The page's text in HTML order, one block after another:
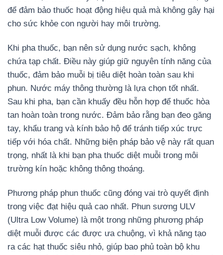
để đảm bảo thuốc hoạt động hiệu quả mà không gây hại
cho sức khỏe con người hay môi trường.
Khi pha thuốc, bạn nên sử dụng nước sạch, không
chứa tạp chất. Điều này giúp giữ nguyên tính năng của
thuốc, đảm bảo muỗi bị tiêu diệt hoàn toàn sau khi
phun. Nước máy thông thường là lựa chọn tốt nhất.
Sau khi pha, bạn cần khuấy đều hỗn hợp để thuốc hòa
tan hoàn toàn trong nước. Đảm bảo rằng bạn đeo găng
tay, khẩu trang và kính bảo hộ để tránh tiếp xúc trực
tiếp với hóa chất. Những biện pháp bảo vệ này rất quan
trọng, nhất là khi bạn pha thuốc diệt muỗi trong môi
trường kín hoặc không thông thoáng.
Phương pháp phun thuốc cũng đóng vai trò quyết định
trong việc đạt hiệu quả cao nhất. Phun sương ULV
(Ultra Low Volume) là một trong những phương pháp
diệt muỗi được các được ưa chuộng, vì khả năng tạo
ra các hạt thuốc siêu nhỏ, giúp bao phủ toàn bộ khu